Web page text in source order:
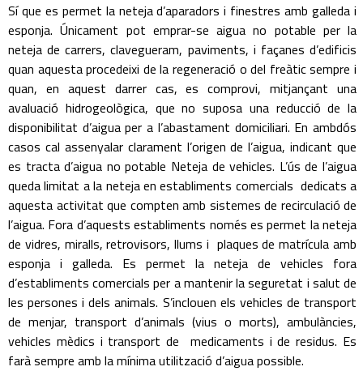
Sí que es permet la neteja d’aparadors i finestres amb galleda i
esponja. Únicament pot emprar-se aigua no potable per la
neteja de carrers, clavegueram, paviments, i façanes d’edificis
quan aquesta procedeixi de la regeneració o del freàtic sempre i
quan, en aquest darrer cas, es comprovi, mitjançant una
avaluació hidrogeològica, que no suposa una reducció de la
disponibilitat d’aigua per a l’abastament domiciliari. En ambdós
casos cal assenyalar clarament l’origen de l’aigua, indicant que
es tracta d’aigua no potable Neteja de vehicles. L’ús de l’aigua
queda limitat a la neteja en establiments comercials dedicats a
aquesta activitat que compten amb sistemes de recirculació de
l’aigua. Fora d’aquests establiments només es permet la neteja
de vidres, miralls, retrovisors, llums i plaques de matrícula amb
esponja i galleda. Es permet la neteja de vehicles fora
d’establiments comercials per a mantenir la seguretat i salut de
les persones i dels animals. S’inclouen els vehicles de transport
de menjar, transport d’animals (vius o morts), ambulàncies,
vehicles mèdics i transport de medicaments i de residus. Es
farà sempre amb la mínima utilització d’aigua possible.